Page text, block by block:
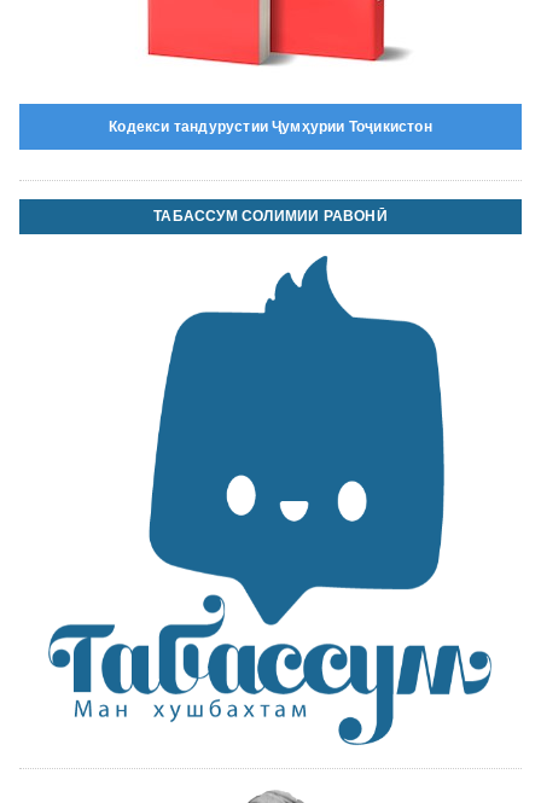
Кодекси тандурустии Ҷумҳурии Тоҷикистон
ТАБАССУМ СОЛИМИИ РАВОНӢ